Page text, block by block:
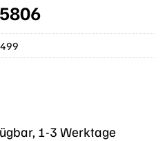
1-3 Werktage